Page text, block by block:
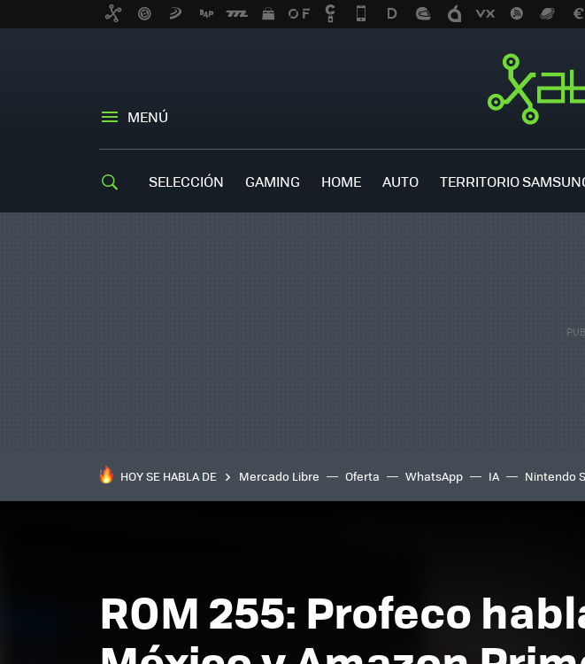
MENÚ
SELECCIÓN GAMING HOME AUTO TERRITORIO
HOY SE HABLA DE Mercado Libre Oferta WhatsApp IA Nintendo
ROM 255: Profeco